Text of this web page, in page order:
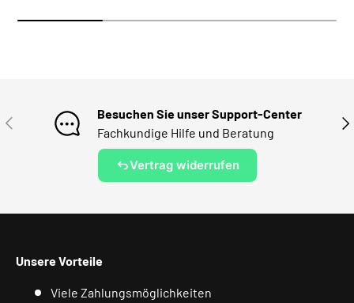
VORHERIGE
Besuchen Sie unser Support-Center
Fachkundige Hilfe und Beratung
Vertrag widerrufen
Unsere Vorteile
Viele Zahlungsmöglichkeiten